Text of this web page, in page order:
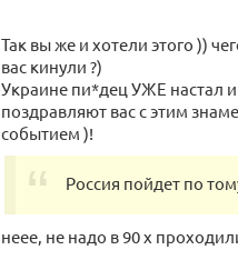
Так вы же и хотели этого ))
вас кинули ?)
Украине пи*дец УЖЕ настал
поздравляют вас с этим
событием )!
Россия пойдет по
неее, не надо в 90 х